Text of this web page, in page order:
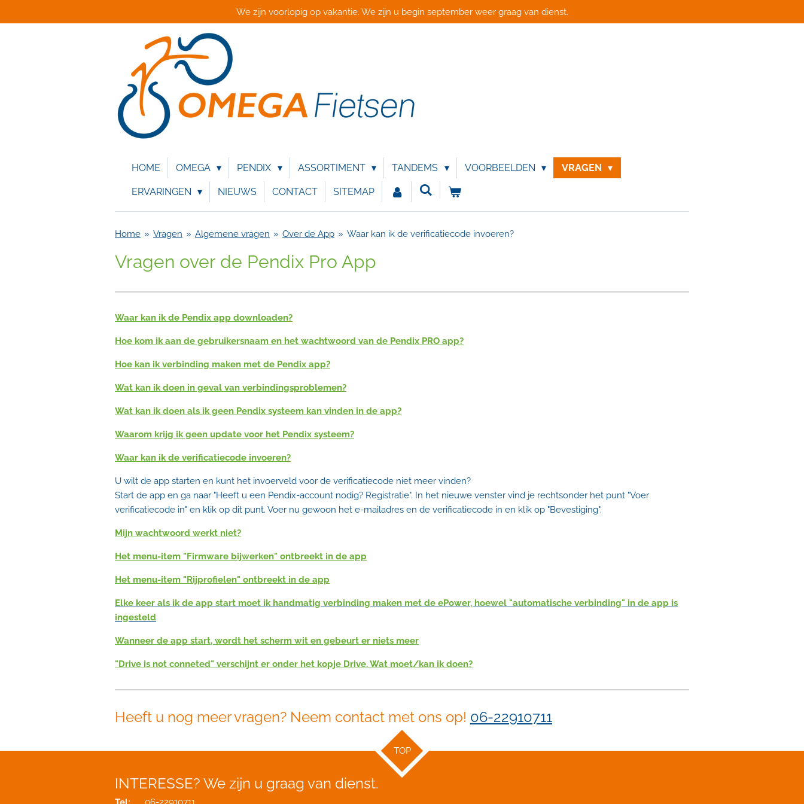
direct
We zijn voorlopig op vakantie. We zijn u begin september weer graag van dienst.
HOME OMEGA PENDIX ASSORTIMENT TANDEMS VOORBEELDEN VRAGEN
ERVARINGEN NIEUWS CONTACT SITEMAP
Home » Vragen » Algemene vragen » Over de App » Waar kan ik de verificatiecode invoeren?
Vragen over de Pendix Pro App
Waar kan ik de Pendix app downloaden?
Hoe kom ik aan de gebruikersnaam en het wachtwoord van de Pendix PRO app?
Hoe kan ik verbinding maken met de Pendix app?
Wat kan ik doen in geval van verbindingsproblemen?
Wat kan ik doen als ik geen Pendix systeem kan vinden in de app?
Waarom krijg ik geen update voor het Pendix systeem?
Waar kan ik de verificatiecode invoeren?
U wilt de app starten en kunt het invoerveld voor de verificatiecode niet meer vinden?
Start de app en ga naar "Heeft u een Pendix-account nodig? Registratie". In het nieuwe venster vind je rechtsonder het punt "Voer
verificatiecode in" en klik op dit punt. Voer nu gewoon het e-mailadres en de verificatiecode in en klik op "Bevestiging".
Mijn wachtwoord werkt niet?
Het menu-item "Firmware bijwerken" ontbreekt in de app
Het menu-item "Rijprofielen" ontbreekt in de app
Elke keer als ik de app start moet ik handmatig verbinding maken met de ePower, hoewel "automatische verbinding" in de app is
ingesteld
Wanneer de app start, wordt het scherm wit en gebeurt er niets meer
"Drive is not conneted" verschijnt er onder het kopje Drive. Wat moet/kan ik doen?
Heeft u nog meer vragen? Neem contact met ons op! 06-22910711
TOP
INTERESSE? We zijn u graag van dienst.